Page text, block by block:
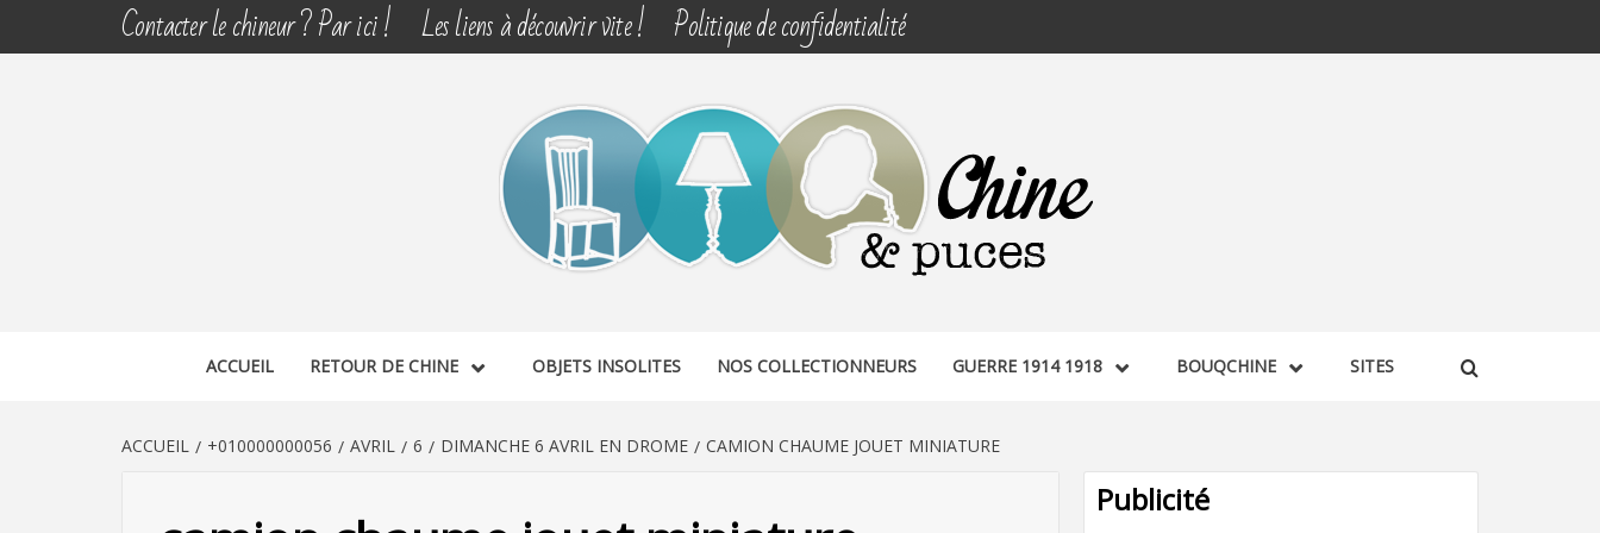
Contacter le chineur ? Par ici ! Les liens à découvrir vite ! Politique de confidentialité
CHINE & PUCES
ACCUEIL RETOUR DE CHINE OBJETS INSOLITES NOS COLLECTIONNEURS GUERRE 1914 1918 BOUQCHINE SITES
ACCUEIL +010000000056 AVRIL 6 DIMANCHE 6 AVRIL EN DROME CAMION CHAUME JOUET MINIATURE
Publicité